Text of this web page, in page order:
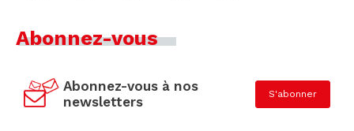
Abonnez-vous
Abonnez-vous à nos
newsletters
S'abonner